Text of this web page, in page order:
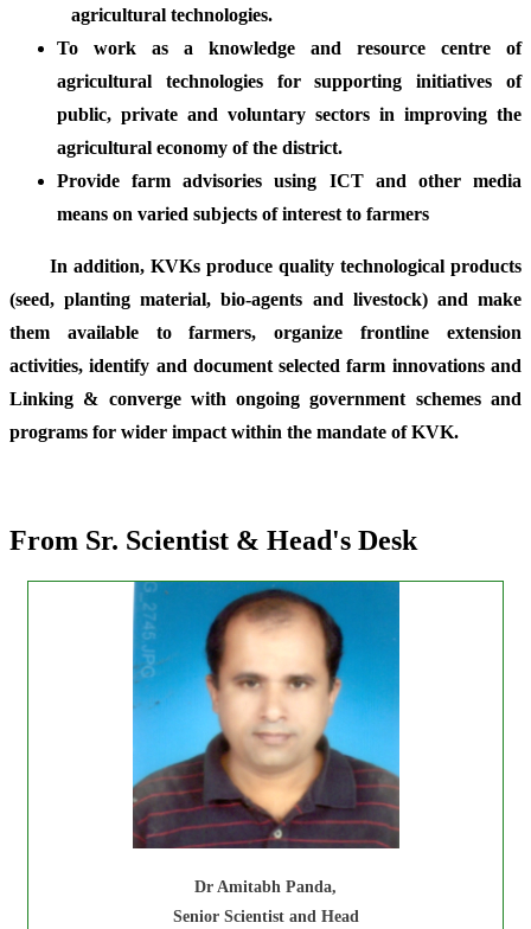
agricultural technologies.
To work as a knowledge and resource centre of
agricultural technologies for supporting initiatives of
public, private and voluntary sectors in improving the
agricultural economy of the district.
Provide farm advisories using ICT and other media
means on varied subjects of interest to farmers
In addition, KVKs produce quality technological products
(seed, planting material, bio-agents and livestock) and make
them available to farmers, organize frontline extension
activities, identify and document selected farm innovations and
Linking & converge with ongoing government schemes and
programs for wider impact within the mandate of KVK.
From Sr. Scientist & Head's Desk
Dr Amitabh Panda,
Senior Scientist and Head